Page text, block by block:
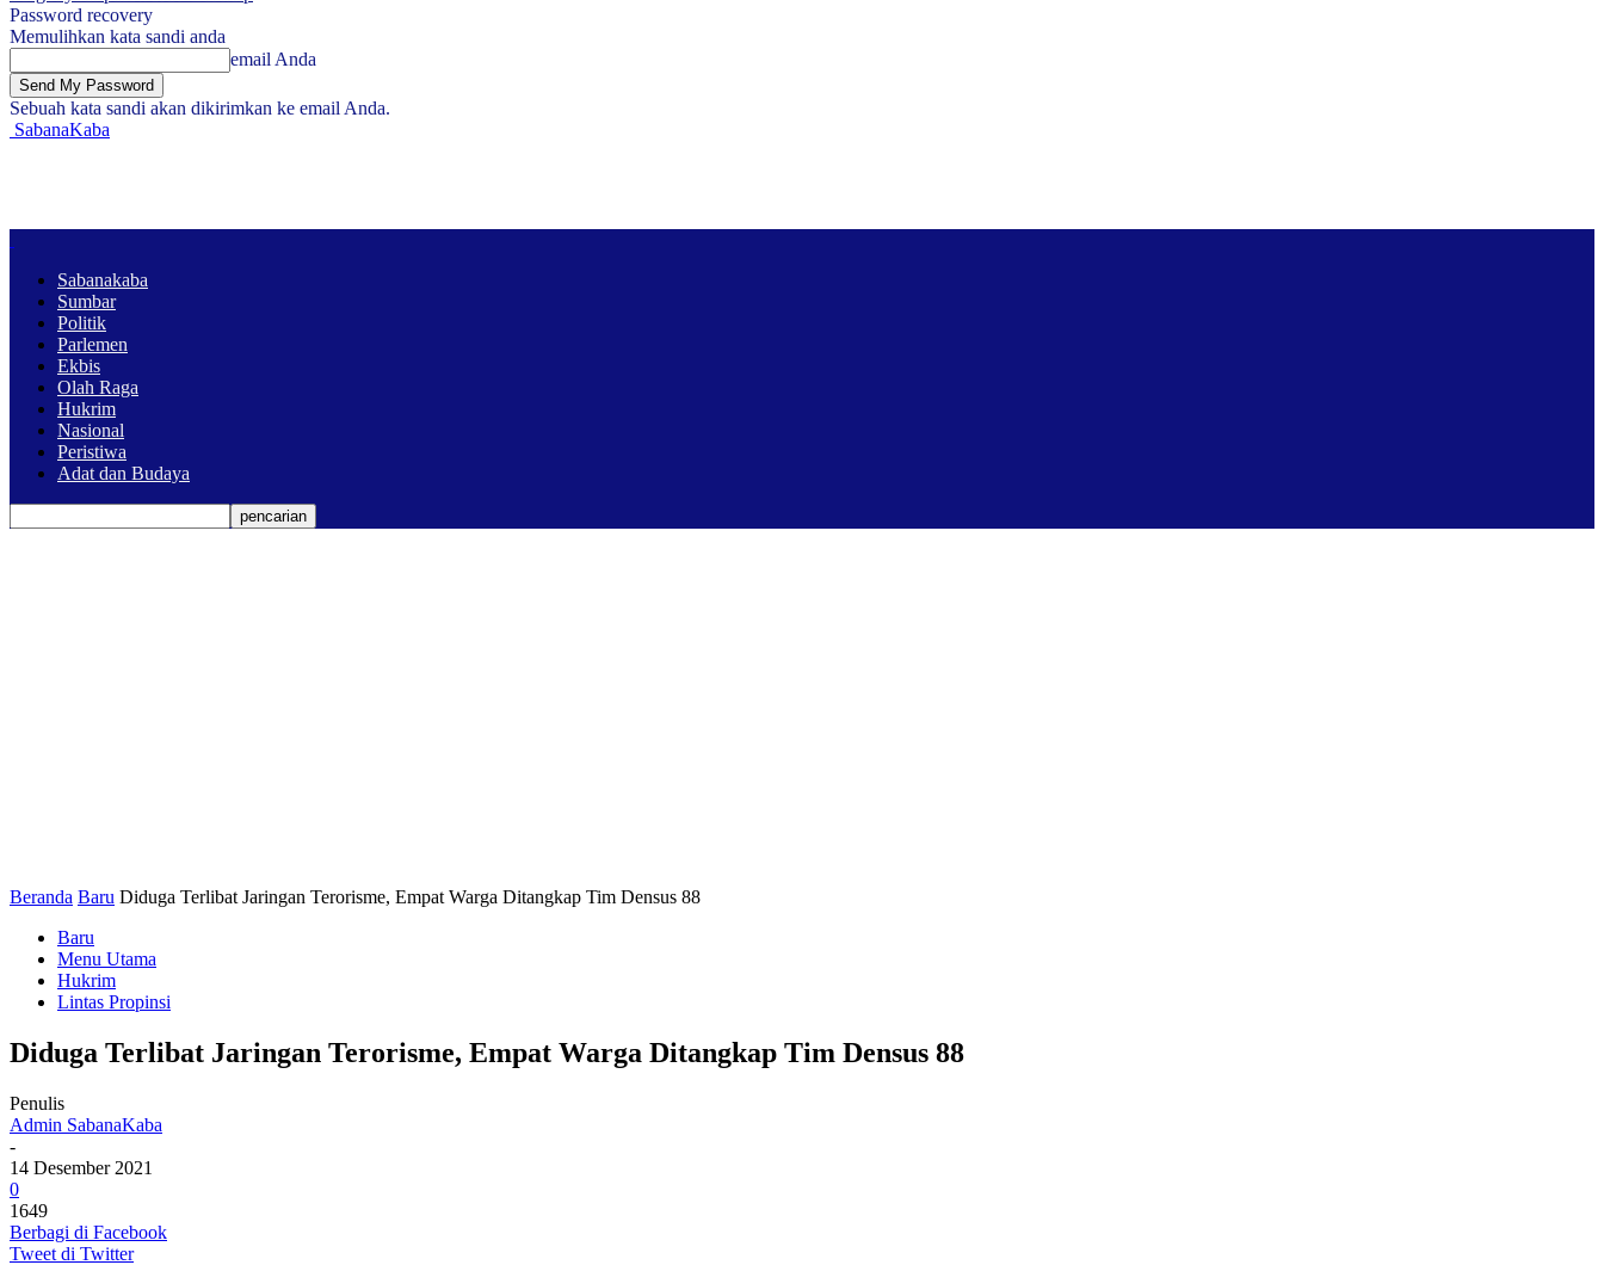
Password recovery
Memulihkan kata sandi anda
email Anda
Sebuah kata sandi akan dikirimkan ke email Anda.
SabanaKaba
Sabanakaba
Sumbar
Politik
Parlemen
Ekbis
Olah Raga
Hukrim
Nasional
Peristiwa
Adat dan Budaya
Beranda Baru Diduga Terlibat Jaringan Terorisme, Empat Warga Ditangkap Tim Densus 88
Baru
Menu Utama
Hukrim
Lintas Propinsi
Diduga Terlibat Jaringan Terorisme, Empat Warga Ditangkap Tim Densus 88
Penulis
Admin SabanaKaba
-
14 Desember 2021
0
1649
Berbagi di Facebook
Tweet di Twitter